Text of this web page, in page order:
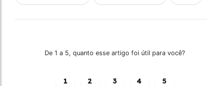
De 1 a 5, quanto esse artigo foi útil para você?
1 2 3 4 5